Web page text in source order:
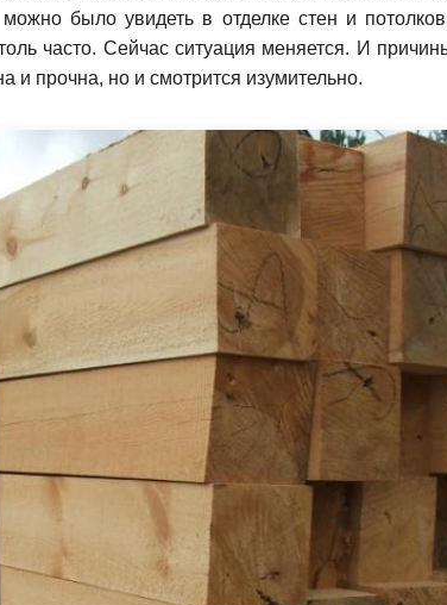
было увидеть в отделке стен и
часто. Сейчас ситуация меняется. И
и прочна, но и смотрится изумительно.